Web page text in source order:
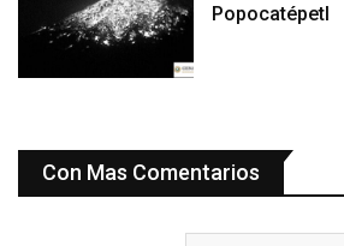
Popocatépetl
Con Mas Comentarios